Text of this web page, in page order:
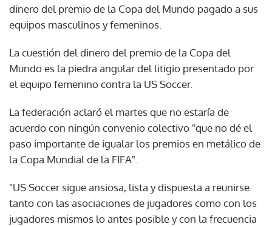
dinero del premio de la Copa del Mundo pagado a sus
equipos masculinos y femeninos.
La cuestión del dinero del premio de la Copa del
Mundo es la piedra angular del litigio presentado por
el equipo femenino contra la US Soccer.
La federación aclaró el martes que no estaría de
acuerdo con ningún convenio colectivo "que no dé el
paso importante de igualar los premios en metálico de
la Copa Mundial de la FIFA".
"US Soccer sigue ansiosa, lista y dispuesta a reunirse
tanto con las asociaciones de jugadores como con los
jugadores mismos lo antes posible y con la frecuencia